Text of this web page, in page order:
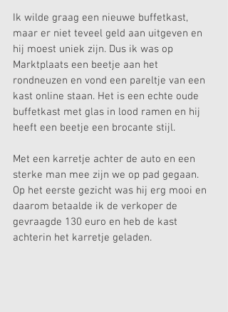
Ik wilde graag een nieuwe buffetkast,
maar er niet teveel geld aan uitgeven en
hij moest uniek zijn. Dus ik was op
Marktplaats een beetje aan het
rondneuzen en vond een pareltje van een
kast online staan. Het is een echte oude
buffetkast met glas in lood ramen en hij
heeft een beetje een brocante stijl.
Met een karretje achter de auto en een
sterke man mee zijn we op pad gegaan.
Op het eerste gezicht was hij erg mooi en
daarom betaalde ik de verkoper de
gevraagde 130 euro en heb de kast
achterin het karretje geladen.